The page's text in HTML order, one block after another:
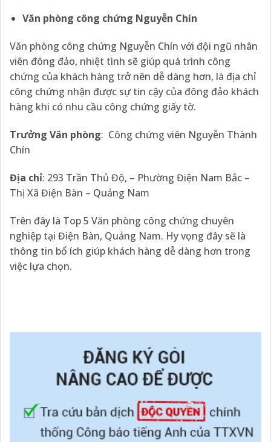
Văn phòng công chứng Nguyễn Chín
Văn phòng công chứng Nguyễn Chín với đội ngũ nhân
viên đông đảo, nhiệt tình sẽ giúp quá trình công
chứng của khách hàng trở nên dễ dàng hơn, là địa chỉ
công chứng nhận được sự tin cậy của đông đảo khách
hàng khi có nhu cầu công chứng giấy tờ.
Trưởng Văn phòng: Công chứng viên Nguyễn Thành
Chín
Địa chỉ: 293 Trần Thủ Độ, – Phường Điện Nam Bắc –
Thị Xã Điện Bàn – Quảng Nam
Trên đây là Top 5 Văn phòng công chứng chuyên
nghiệp tại Điện Bàn, Quảng Nam. Hy vọng đây sẽ là
thông tin bổ ích giúp khách hàng dễ dàng hơn trong
việc lựa chọn.